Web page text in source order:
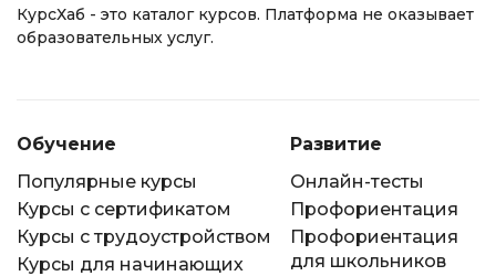
КурсХаб - это каталог курсов. Платформа не оказывает
образовательных услуг.
Обучение
Популярные курсы
Курсы с сертификатом
Курсы с трудоустройством
Курсы для начинающих
Развитие
Онлайн-тесты
Профориентация
Профориентация
для школьников